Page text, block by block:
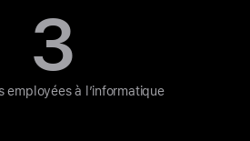
3
employées à l’informatique